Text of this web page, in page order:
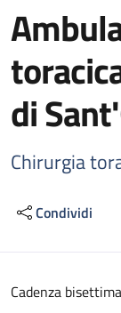
di
Chirurgia
Condividi
Cadenza